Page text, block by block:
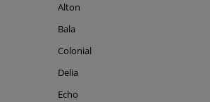
Alton
Bala
Colonial
Delia
Echo